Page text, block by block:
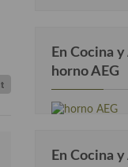
En Cocina
horno AEG
En Cocina